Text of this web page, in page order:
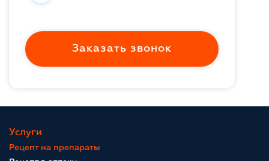
Заказать звонок
Услуги
Рецепт на препараты